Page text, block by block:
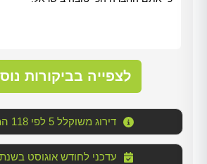
לצפייה בביקורות
דירוג משוקלל 5 לפי 118 המלצות
2026 עדכני לחודש אוגוסט בשנת